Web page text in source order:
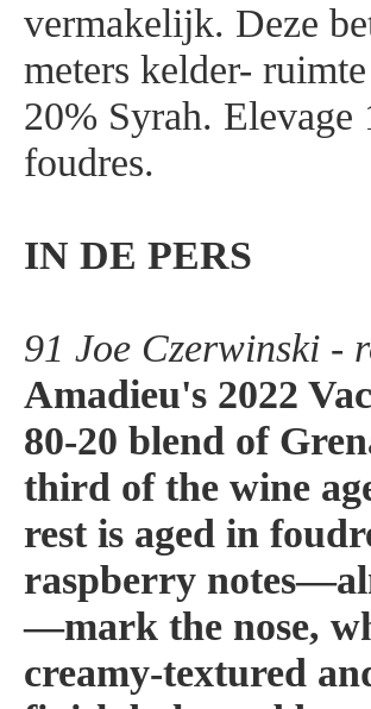
vermakelijk. Deze
meters kelder-
20% Syrah. Elevage
foudres.
IN DE PERS
91 Joe Czerwinski -
Amadieu's 2022
80-20 blend of
third of the wine
rest is aged in
raspberry
—mark the nose,
creamy-textured